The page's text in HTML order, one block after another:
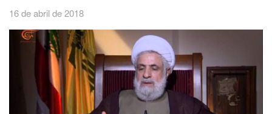
16 de abril de 2018